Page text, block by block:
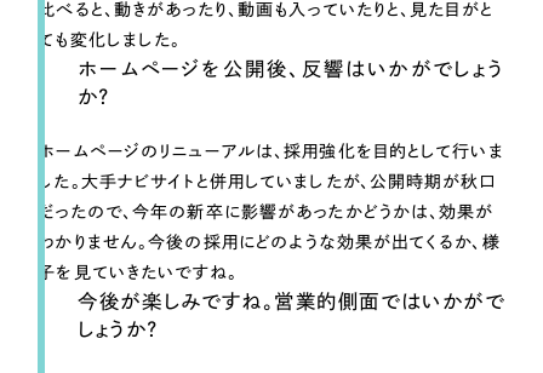
比べると、動きがあったり、動画も入っていたりと、見た目がと
ても変化しました。
ホームページを公開後、反響はいかがでしょう
か？
ホームページのリニューアルは、採用強化を目的として行いま
した。大手ナビサイトと併用していましたが、公開時期が秋口
だったので、今年の新卒に影響があったかどうかは、効果が
わかりません。今後の採用にどのような効果が出てくるか、様
子を見ていきたいですね。
今後が楽しみですね。営業的側面ではいかがで
しょうか？